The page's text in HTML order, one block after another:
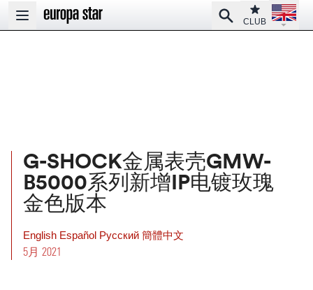
Open main menu
SearchClub
CLUB
Open
G-SHOCK金属表壳GMW-
B5000系列新增IP电镀玫瑰
金色版本
English Español Pусский 簡體中文
5月 2021